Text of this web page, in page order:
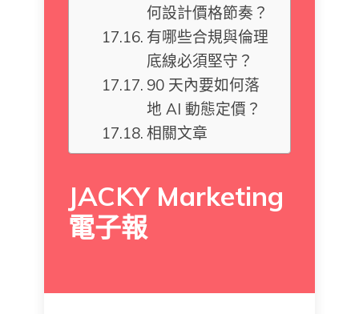
何設計價格節奏？
有哪些合規與倫理
底線必須堅守？
90 天內要如何落
地 AI 動態定價？
相關文章
JACKY Marketing
電子報